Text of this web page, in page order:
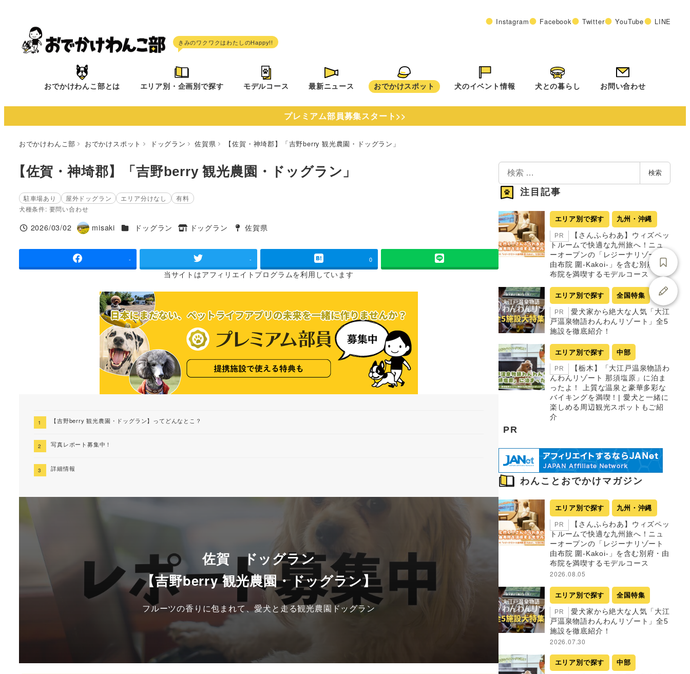
へ
Instagram Facebook Twitter YouTube LINE
おでかけわんこ部とは エリア別・企画別で探す モデルコース 最新ニュース おでかけスポット 犬のイベント情報 犬との暮らし お問い合わせ
プレミアム部員募集スタート>>
おでかけわんこ部 おでかけスポット ドッグラン 佐賀県 【佐賀・神埼郡】「吉野berry 観光農園・ドッグラン」
【佐賀・神埼郡】「吉野berry 観光農園・ドッグラン」
駐車場あり 屋外ドッグラン エリア分けなし
有料
犬種条件: 要問い合わせ
投稿日
2026/03/02
著
misaki 施設ジャンル
ドッグラン
タグ
ドッグラン
タグ
佐賀県
- - 0
当サイトはアフィリエイトプログラムを利用しています
【吉野berry 観光農園・ドッグラン】ってどんなとこ？
写真レポート募集中！
詳細情報
佐賀 ドッグラン
【吉野berry 観光農園・ドッグラン】
フルーツの香りに包まれて、愛犬と走る観光農園ドッグラン
検
索
検索
注目記事
エリア別で探す 九州・沖縄
PR
【さんふらわあ】ウィズペッ
トルームで快適な九州旅へ！ニュ
ーオープンの「レジーナリゾート
由布院 圍-Kakoi-」を含む別府・由
布院を満喫するモデルコース
エリア別で探す 全国特集
PR
愛犬家から絶大な人気「大江
戸温泉物語わんわんリゾート」全5
施設を徹底紹介！
エリア別で探す 中部
PR
【栃木】「大江戸温泉物語わ
んわんリゾート 那須塩原」に泊ま
ったよ！ 上質な温泉と豪華多彩な
バイキングを満喫！| 愛犬と一緒に
楽しめる周辺観光スポットもご紹
介
PR
わんことおでかけマガジン
エリア別で探す 九州・沖縄
PR
【さんふらわあ】ウィズペッ
トルームで快適な九州旅へ！ニュ
ーオープンの「レジーナリゾート
由布院 圍-Kakoi-」を含む別府・由
布院を満喫するモデルコース
2026.08.05
エリア別で探す 全国特集
PR
愛犬家から絶大な人気「大江
戸温泉物語わんわんリゾート」全5
施設を徹底紹介！
2026.07.30
エリア別で探す 中部